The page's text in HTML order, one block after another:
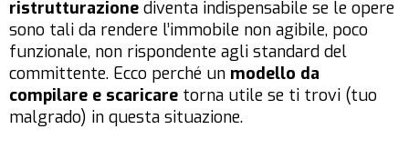
ristrutturazione diventa indispensabile se le opere
sono tali da rendere l’immobile non agibile, poco
funzionale, non rispondente agli standard del
committente. Ecco perché un modello da
compilare e scaricare torna utile se ti trovi (tuo
malgrado) in questa situazione.